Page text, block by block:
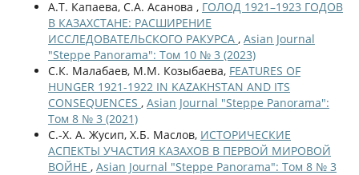
А.Т. Капаева, С.А. Асанова , ГОЛОД 1921–1923 ГОДОВ
В КАЗАХСТАНЕ: РАСШИРЕНИЕ
ИССЛЕДОВАТЕЛЬСКОГО РАКУРСА , Asian Journal
"Steppe Panorama": Том 10 № 3 (2023)
С.К. Малабаев, М.М. Козыбаева, FEATURES OF
HUNGER 1921-1922 IN KAZAKHSTAN AND ITS
CONSEQUENCES , Asian Journal "Steppe Panorama":
Том 8 № 3 (2021)
С.-Х. А. Жусип, Х.Б. Маслов, ИСТОРИЧЕСКИЕ
АСПЕКТЫ УЧАСТИЯ КАЗАХОВ В ПЕРВОЙ МИРОВОЙ
ВОЙНЕ , Asian Journal "Steppe Panorama": Том 8 № 3